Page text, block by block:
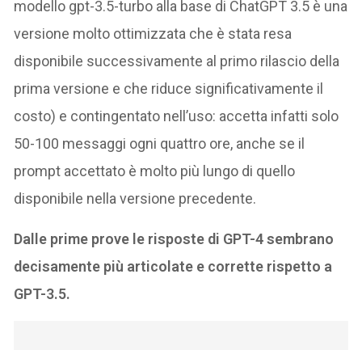
modello gpt-3.5-turbo alla base di ChatGPT 3.5 è una
versione molto ottimizzata che è stata resa
disponibile successivamente al primo rilascio della
prima versione e che riduce significativamente il
costo) e contingentato nell’uso: accetta infatti solo
50-100 messaggi ogni quattro ore, anche se il
prompt accettato è molto più lungo di quello
disponibile nella versione precedente.
Dalle prime prove le risposte di GPT-4 sembrano
decisamente più articolate e corrette rispetto a
GPT-3.5.